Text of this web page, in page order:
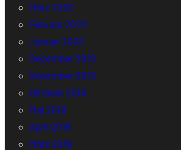
März 2020
Februar 2020
Januar 2020
Dezember 2019
November 2019
Oktober 2019
Mai 2019
April 2019
März 2019